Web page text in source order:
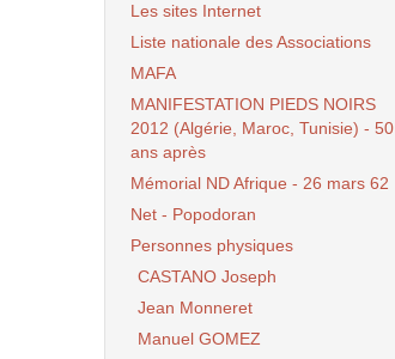
Les sites Internet
Liste nationale des Associations
MAFA
MANIFESTATION PIEDS NOIRS
2012 (Algérie, Maroc, Tunisie) - 50
ans après
Mémorial ND Afrique - 26 mars 62
Net - Popodoran
Personnes physiques
CASTANO Joseph
Jean Monneret
Manuel GOMEZ